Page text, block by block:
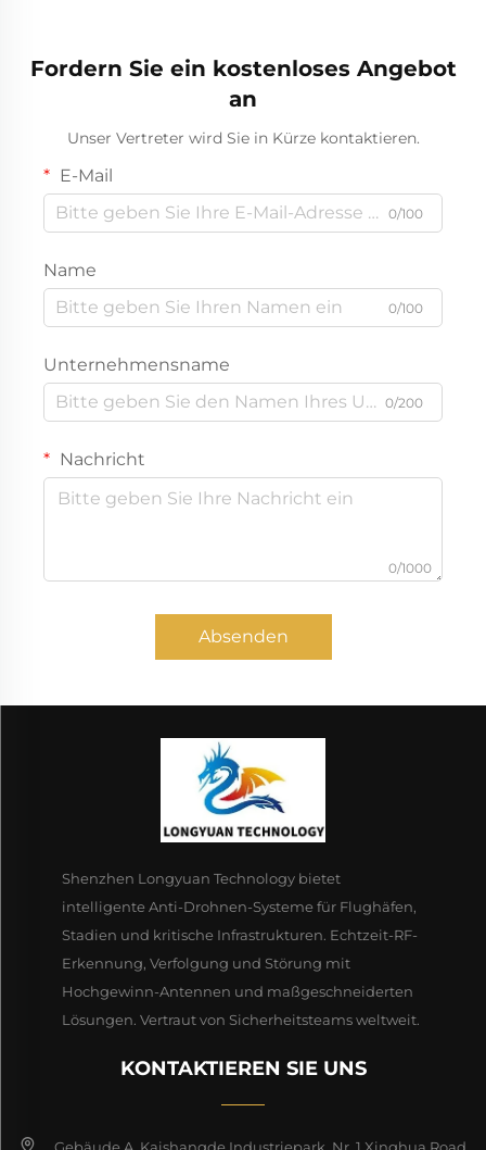
Fordern Sie ein kostenloses Angebot
an
Unser Vertreter wird Sie in Kürze kontaktieren.
E-Mail
0/100
Name
0/100
Unternehmensname
0/200
Nachricht
0/1000
Absenden
Shenzhen Longyuan Technology bietet
intelligente Anti-Drohnen-Systeme für Flughäfen,
Stadien und kritische Infrastrukturen. Echtzeit-RF-
Erkennung, Verfolgung und Störung mit
Hochgewinn-Antennen und maßgeschneiderten
Lösungen. Vertraut von Sicherheitsteams weltweit.
KONTAKTIEREN SIE UNS
Gebäude A, Kaishangde Industriepark, Nr. 1 Xinghua Road,